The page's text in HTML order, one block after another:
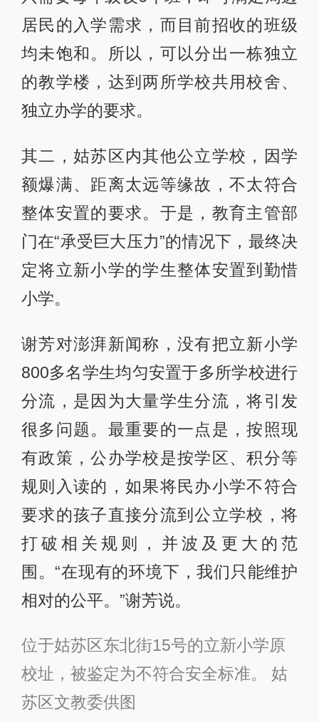
居民的入学需求，而目前招收的班级
均未饱和。所以，可以分出一栋独立
的教学楼，达到两所学校共用校舍、
独立办学的要求。
其二，姑苏区内其他公立学校，因学
额爆满、距离太远等缘故，不太符合
整体安置的要求。于是，教育主管部
门在“承受巨大压力”的情况下，最终决
定将立新小学的学生整体安置到勤惜
小学。
谢芳对澎湃新闻称，没有把立新小学
800多名学生均匀安置于多所学校进行
分流，是因为大量学生分流，将引发
很多问题。最重要的一点是，按照现
有政策，公办学校是按学区、积分等
规则入读的，如果将民办小学不符合
要求的孩子直接分流到公立学校，将
打破相关规则，并波及更大的范
围。“在现有的环境下，我们只能维护
相对的公平。”谢芳说。
位于姑苏区东北街15号的立新小学原
校址，被鉴定为不符合安全标准。 姑
苏区文教委供图